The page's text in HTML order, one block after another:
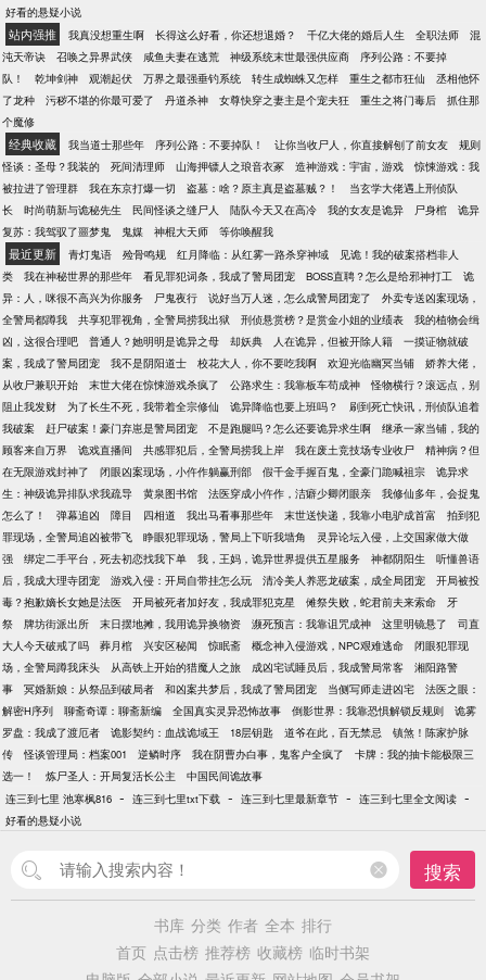
座。 如有雷同，纯属巧合，切勿模仿。
好看的悬疑小说
站内强推 我真没想重生啊 长得这么好看，你还想退婚？ 千亿大佬的婚后人生 全职法师
混
沌天帝诀
召唤之异界武侠 咸鱼夫妻在逃荒 神级系统末世最强供应商
序列公路：不要掉
队！
乾坤剑神 观潮起伏 万界之最强垂钓系统 转生成蜘蛛又怎样 重生之都市狂仙
丞相他怀
了龙种
污秽不堪的你最可爱了 丹道杀神 女尊快穿之妻主是个宠夫狂 重生之将门毒后
抓住那
个魔修
经典收藏 我当道士那些年 序列公路：不要掉队！ 让你当收尸人，你直接解刨了前女友
规则
怪谈：圣母？我装的
死间清理师 山海押镖人之琅音衣冢 造神游戏：宇宙，游戏
惊悚游戏：我
被拉进了管理群
我在东京打爆一切 盗墓：啥？原主真是盗墓贼？！
当玄学大佬遇上刑侦队
长
时尚萌新与诡秘先生 民间怪谈之缝尸人 陆队今天又在高冷 我的女友是诡异 尸身棺
诡异
复苏：我驾驭了噩梦鬼
鬼媒 神棍大天师 等你唤醒我
最近更新 青灯鬼语 殓骨鸣规 红月降临：从红雾一路杀穿神域
见诡！我的破案搭档非人
类
我在神秘世界的那些年 看见罪犯词条，我成了警局团宠 BOSS直聘？怎么是给邪神打工
诡
异：人，咪很不高兴为你服务
尸鬼夜行 说好当万人迷，怎么成警局团宠了
外卖专送凶案现场，
全警局都蹲我
共享犯罪视角，全警局捞我出狱 刑侦悬赏榜？是赏金小姐的业绩表
我的植物会缉
凶，这很合理吧
普通人？她明明是诡异之母 却妖典 人在诡异，但被开除人籍
一摸证物就破
案，我成了警局团宠
我不是阴阳道士 校花大人，你不要吃我啊 欢迎光临幽冥当铺
娇养大佬，
从收尸兼职开始
末世大佬在惊悚游戏杀疯了 公路求生：我靠板车苟成神
怪物横行？滚远点，别
阻止我发财
为了长生不死，我带着全宗修仙 诡异降临也要上班吗？
刷到死亡快讯，刑侦队追着
我破案
赶尸破案！豪门弃崽是警局团宠 不是跑腿吗？怎么还要诡异求生啊
继承一家当铺，我的
顾客来自万界
诡戏直播间 共感罪犯后，全警局捞我上岸 我在废土竞技场专业收尸
精神病？但
在无限游戏封神了
闭眼凶案现场，小仵作躺赢刑部 假千金手握百鬼，全豪门跪喊祖宗
诡异求
生：神级诡异排队求我疏导
黄泉图书馆 法医穿成小仵作，洁癖少卿闭眼亲
我修仙多年，会捉鬼
怎么了！
弹幕追凶 障目 四相道 我出马看事那些年 末世送快递，我靠小电驴成首富
拍到犯
罪现场，全警局追凶被带飞
睁眼犯罪现场，警局上下听我墙角
灵异论坛入侵，上交国家做大做
强
绑定二手平台，死去初恋找我下单 我，王妈，诡异世界提供五星服务 神都阴阳生
听懂兽语
后，我成大理寺团宠
游戏入侵：开局自带挂怎么玩 清冷美人养恶龙破案，成全局团宠
开局被投
毒？抱歉嫡长女她是法医
开局被死者加好友，我成罪犯克星 傩祭失败，蛇君前夫来索命
牙
祭
牌坊街派出所 末日摆地摊，我用诡异换物资 濒死预言：我靠诅咒成神 这里明镜悬了
司直
大人今天破戒了吗
葬月棺 兴安区秘闻 惊眠斋 概念神入侵游戏，NPC艰难逃命
闭眼犯罪现
场，全警局蹲我床头
从高铁上开始的猎魔人之旅 成凶宅试睡员后，我成警局常客
湘阳路警
事
冥婚新娘：从祭品到破局者 和凶案共梦后，我成了警局团宠 当侧写师走进凶宅
法医之眼：
解密H序列
聊斋奇谭：聊斋新编 全国真实灵异恐怖故事 倒影世界：我靠恐惧解锁反规则
诡雾
罗盘：我成了渡厄者
诡影契约：血战诡域王 18层钥匙 道爷在此，百无禁忌
镇煞！陈家护脉
传
怪谈管理局：档案001 逆鳞时序 我在阴曹办白事，鬼客户全疯了
卡牌：我的抽卡能极限三
选一！
炼尸圣人：开局复活长公主
中国民间诡故事
连三到七里 池寒枫816 - 连三到七里txt下载 - 连三到七里最新章节 - 连三到七里全文阅读 -
好看的悬疑小说
搜索
书库 分类 作者 全本 排行
首页 点击榜 推荐榜 收藏榜 临时书架